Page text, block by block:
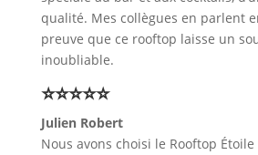
qualité. Mes collègues en parlent
preuve que ce rooftop laisse un
inoubliable.
⭐⭐⭐⭐⭐
Julien Robert
Nous avons choisi le Rooftop